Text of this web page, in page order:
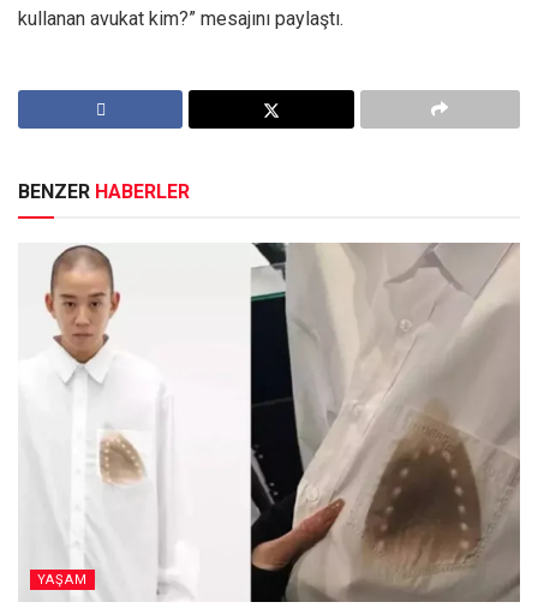
kullanan avukat kim?” mesajını paylaştı.
BENZER HABERLER
YAŞAM